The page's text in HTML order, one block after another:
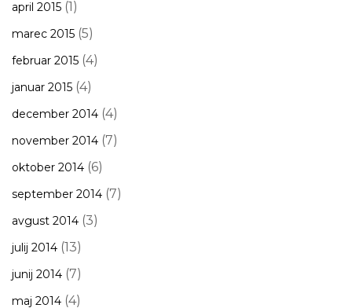
april 2015 (1)
marec 2015 (5)
februar 2015 (4)
januar 2015 (4)
december 2014 (4)
november 2014 (7)
oktober 2014 (6)
september 2014 (7)
avgust 2014 (3)
julij 2014 (13)
junij 2014 (7)
maj 2014 (4)